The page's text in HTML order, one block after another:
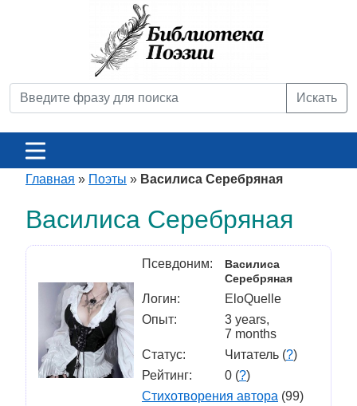
Искать
Главная » Поэты » Василиса Серебряная
Василиса Серебряная
Псевдоним:
Василиса
Серебряная
Логин:
EloQuelle
Опыт:
3 years,
7 months
Статус:
Читатель (?)
Рейтинг:
0 (?)
Стихотворения автора (99)